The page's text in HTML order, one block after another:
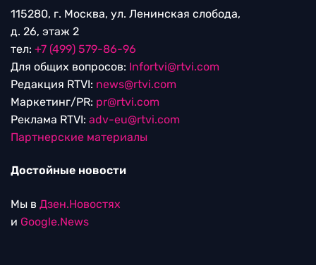
115280, г. Москва, ул. Ленинская слобода,
д. 26, этаж 2
тел: +7 (499) 579-86-96
Для общих вопросов: Infortvi@rtvi.com
Редакция RTVI: news@rtvi.com
Маркетинг/PR: pr@rtvi.com
Реклама RTVI: adv-eu@rtvi.com
Партнерские материалы
Достойные новости
Мы в Дзен.Новостях
и Google.News